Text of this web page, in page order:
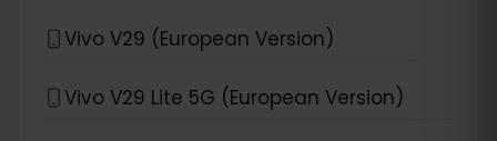
Vivo V29 (European Version)
Vivo V29 Lite 5G (European Version)